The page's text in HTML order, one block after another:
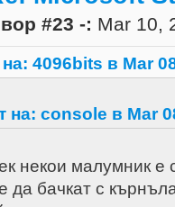
#23 -: Mar 10,
4096bits в Mar
на: console в Mar
некои малумник е
да бачкат с